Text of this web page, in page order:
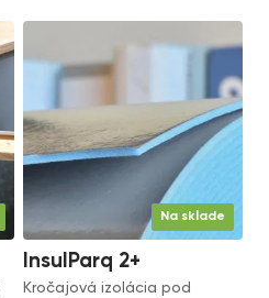
Na sklade
InsulParq 2+
Kročajová izolácia pod